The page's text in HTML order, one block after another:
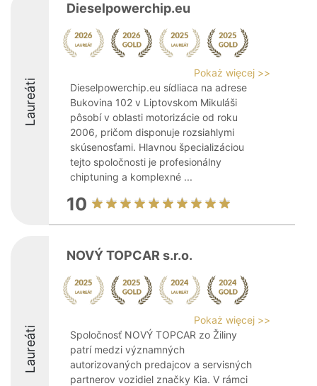
Laureáti
Dieselpowerchip.eu
Pokaż więcej >>
Dieselpowerchip.eu sídliaca na adrese
Bukovina 102 v Liptovskom Mikuláši
pôsobí v oblasti motorizácie od roku
2006, pričom disponuje rozsiahlymi
skúsenosťami. Hlavnou špecializáciou
tejto spoločnosti je profesionálny
chiptuning a komplexné ...
10
Laureáti
NOVÝ TOPCAR s.r.o.
Pokaż więcej >>
Spoločnosť NOVÝ TOPCAR zo Žiliny
patrí medzi významných
autorizovaných predajcov a servisných
partnerov vozidiel značky Kia. V rámci